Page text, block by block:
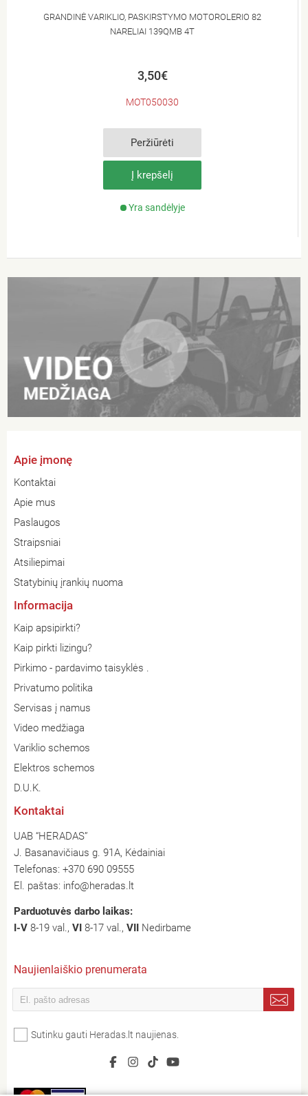
GRANDINĖ VARIKLIO, PASKIRSTYMO MOTOROLERIO 82
NARELIAI 139QMB 4T
3,50€
MOT050030
Peržiūrėti
Į krepšelį
Yra sandėlyje
Apie įmonę
Kontaktai
Apie mus
Paslaugos
Straipsniai
Atsiliepimai
Statybinių įrankių nuoma
Informacija
Kaip apsipirkti?
Kaip pirkti lizingu?
Pirkimo - pardavimo taisyklės .
Privatumo politika
Servisas į namus
Video medžiaga
Variklio schemos
Elektros schemos
D.U.K.
Kontaktai
UAB “HERADAS”
J. Basanavičiaus g. 91A, Kėdainiai
Telefonas: +370 690 09555
El. paštas: info@heradas.lt
Parduotuvės darbo laikas:
I-V 8-19 val., VI 8-17 val., VII Nedirbame
Naujienlaiškio prenumerata
Sutinku gauti Heradas.lt naujienas.